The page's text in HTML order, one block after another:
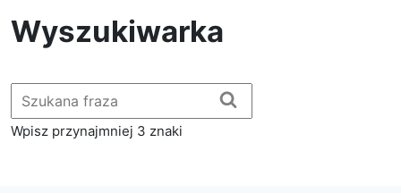
Wyszukiwarka
Szukaj
Wpisz przynajmniej 3 znaki